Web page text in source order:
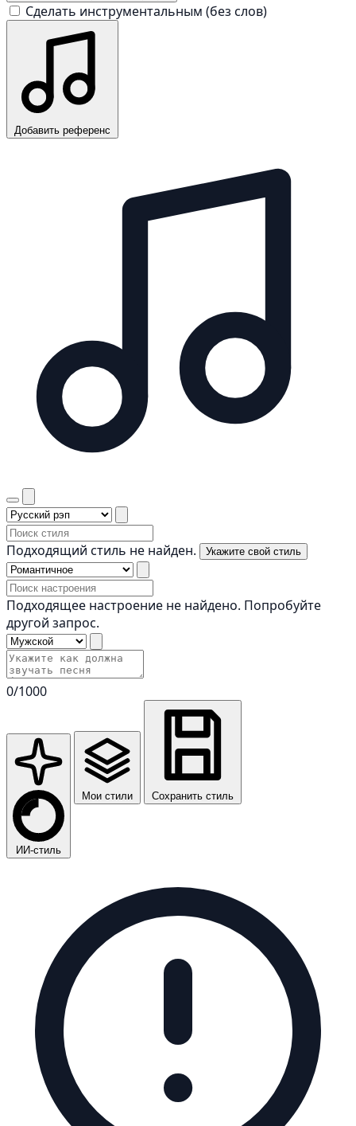
Сделать инструментальным (без слов)
Добавить референс
Подходящий стиль не найден. Укажите свой стиль
Подходящее настроение не найдено. Попробуйте
другой запрос.
0/1000
ИИ-стиль
Мои стили Сохранить стиль